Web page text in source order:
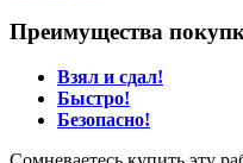
Преимущества
Взял и сдал!
Быстро!
Безопасно!